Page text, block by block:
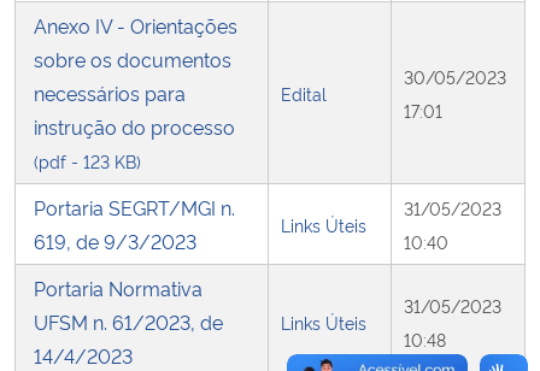
Anexo IV - Orientações
sobre os documentos
necessários para
instrução do processo
(pdf - 123 KB)
Edital
30/05/2023
17:01
Portaria SEGRT/MGI n.
619, de 9/3/2023
Links Úteis
31/05/2023
10:40
Portaria Normativa
UFSM n. 61/2023, de
14/4/2023
Links Úteis
31/05/2023
10:48